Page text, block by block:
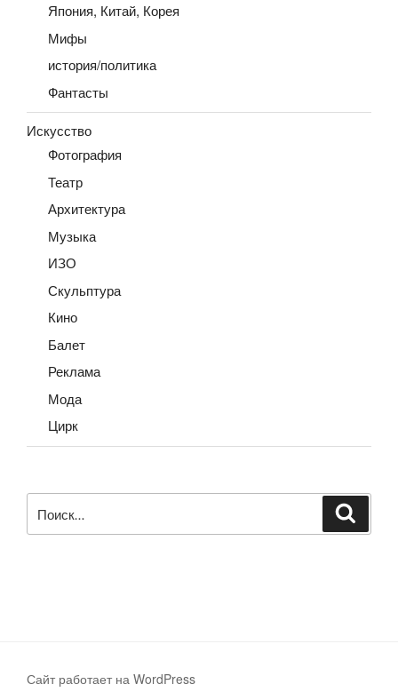
Япония, Китай, Корея
Мифы
история/политика
Фантасты
Искусство
Фотография
Театр
Архитектура
Музыка
ИЗО
Скульптура
Кино
Балет
Реклама
Мода
Цирк
Сайт работает на WordPress